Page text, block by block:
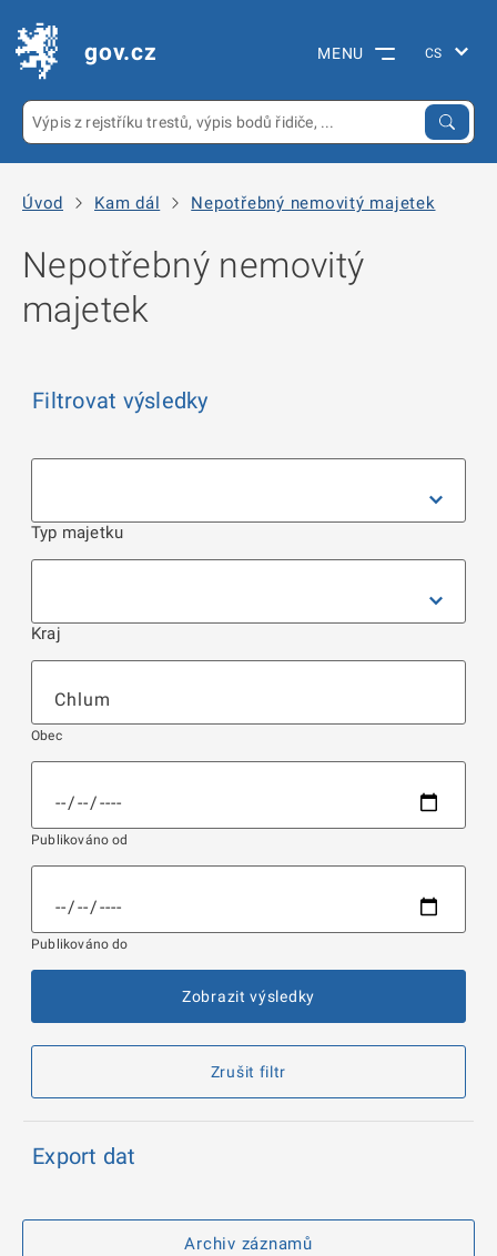
gov.cz MENU
Úvod Kam dál Nepotřebný nemovitý majetek
Nepotřebný nemovitý
majetek
Filtrovat výsledky
Typ majetku
Kraj
Obec
Publikováno od
Publikováno do
Zobrazit výsledky
Zrušit filtr
Export dat
Archiv záznamů